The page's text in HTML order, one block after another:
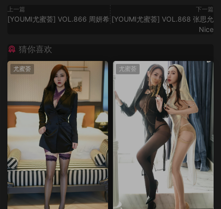
上一篇
[YOUMI尤蜜荟] VOL.866 周妍希
下一篇
[YOUMI尤蜜荟] VOL.868 张思允
Nice
猜你喜欢
尤蜜荟 尤蜜荟